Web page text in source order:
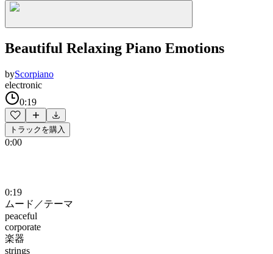
Beautiful Relaxing Piano Emotions
byScorpiano
electronic
0:19
トラックを購入
0:00
0:19
ムード／テーマ
peaceful
corporate
楽器
strings